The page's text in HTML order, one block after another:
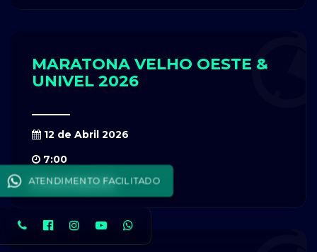
MARATONA VELHO OESTE &
UNIVEL 2026
12 de Abril 2026
7:00
CASCAVEL/PR
ATENDIMENTO FACILITADO